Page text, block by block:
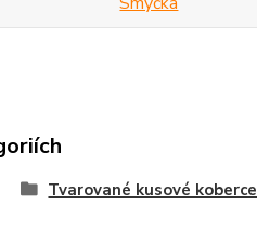
Tvarované kusové koberce